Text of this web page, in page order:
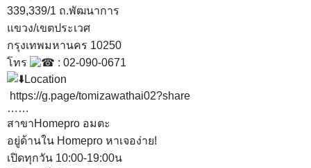
339,339/1 ถ.พัฒนาการ
แขวง/เขตประเวศ
กรุงเทพมหานคร 10250
โทร
: 02-090-0671
Location
https://g.page/tomizawathai02?share
……
สาขาHomepro อมตะ
อยู่ด้านใน Homepro หาเจอง่าย!
เปิดทุกวัน 10:00-19:00น